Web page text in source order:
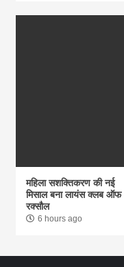
महिला सशक्तिकरण की नई
मिसाल बना लायंस क्लब ऑफ
रक्सौल
6 hours ago